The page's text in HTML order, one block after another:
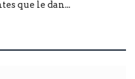
que le dan...